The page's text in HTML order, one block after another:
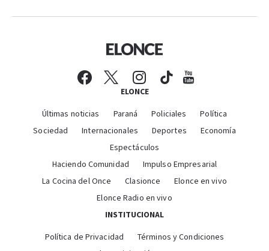
ELONCE
Últimas noticias Paraná Policiales
Política
Sociedad
Internacionales Deportes
Economía
Espectáculos
Haciendo Comunidad
Impulso Empresarial
La Cocina del Once
Clasionce
Elonce en vivo
Elonce Radio en vivo
INSTITUCIONAL
Política de Privacidad
Términos y Condiciones